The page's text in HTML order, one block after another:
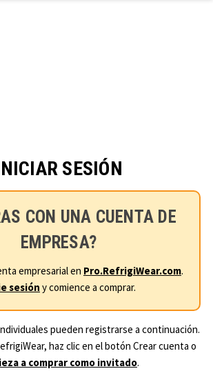
SESIÓN
CON UNA CUENTA DE
EMPRESA?
empresarial en Pro.RefrigiWear.com.
sesión y comience a comprar.
pueden registrarse a continuación.
haz clic en el botón Crear cuenta o
a comprar como invitado.